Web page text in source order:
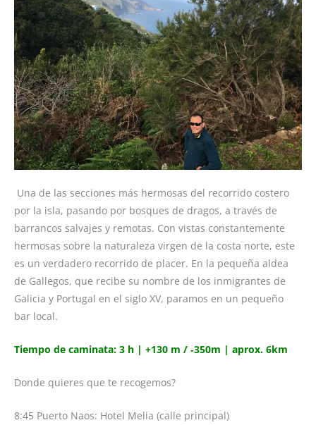
Una de las secciones más hermosas del recorrido costero
por la isla, pasando por bosques de dragos, a través de
barrancos salvajes y remotas. Con vistas constantemente
hermosas sobre la naturaleza virgen de la costa norte, este
es un verdadero recorrido de placer. En la pequeña aldea
de Gallegos, que recibe su nombre de los inmigrantes de
Galicia y Portugal en el siglo XV, paramos en un pequeño
bar local.
Tiempo de caminata: 3 h | +130 m / ‑350m | aprox. 6km
Donde quieres que te recogemos?
8:45 Puerto Naos: Hotel Melia (calle principal)